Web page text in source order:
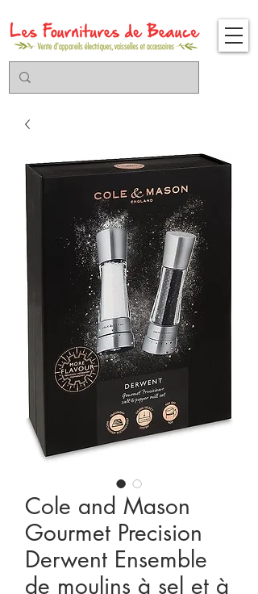
Cole and Mason
Gourmet Precision
Derwent Ensemble
de moulins à sel et à